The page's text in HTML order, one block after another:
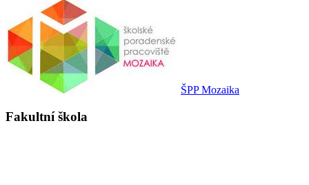
ŠPP Mozaika
Fakultní škola